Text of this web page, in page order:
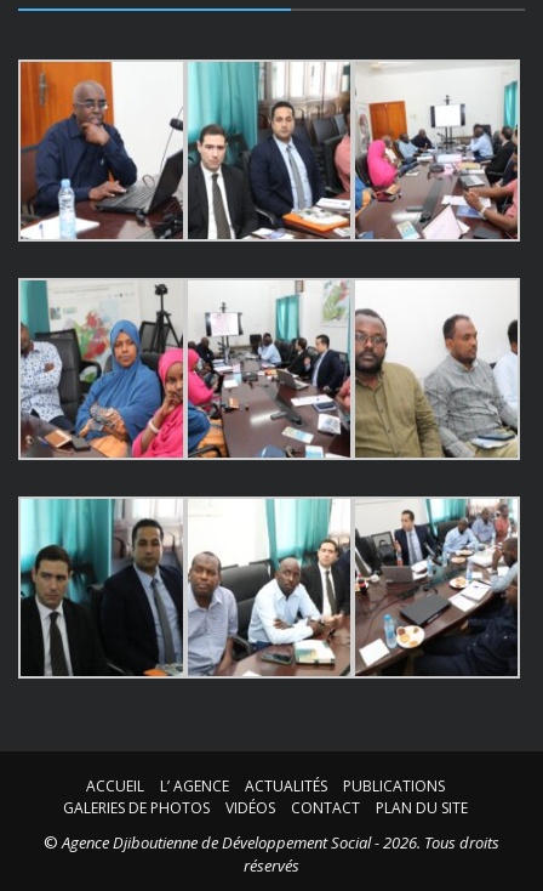
ACCUEIL L’ AGENCE ACTUALITÉS
PUBLICATIONS
GALERIES DE PHOTOS
VIDÉOS CONTACT PLAN DU SITE
©Agence Djiboutienne de Développement Social - 2026. Tous droits
réservés